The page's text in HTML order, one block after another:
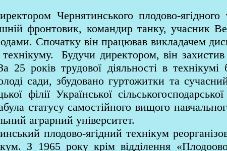
Чернятинського плодово-ягідного
фронтовик, командир танку, учасник
Спочатку він працював викладачем
Будучи директором, він
25 років трудової діяльності в технікумі
сади, збудовано гуртожитки та
філії Української
статусу самостійного вищого
аграрний університет.
плодово-ягідний технікум
З 1965 року крім відділення